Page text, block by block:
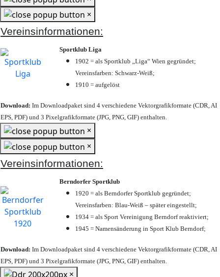
×
Vereinsinformationen:
Sportklub Liga
1902 = als Sportklub „Liga“ Wien gegründet;
Vereinsfarben: Schwarz-Weiß;
1910 = aufgelöst
Download: Im Downloadpaket sind 4 verschiedene Vektorgrafikformate (CDR, AI
EPS, PDF) und 3 Pixelgrafikformate (JPG, PNG, GIF) enthalten.
×
×
Vereinsinformationen:
Berndorfer Sportklub
1920 = als Berndorfer Sportklub gegründet;
Vereinsfarben: Blau-Weiß – später eingestellt;
1934 = als Sport Vereinigung Berndorf reaktiviert;
1945 = Namensänderung in Sport Klub Berndorf;
Download: Im Downloadpaket sind 4 verschiedene Vektorgrafikformate (CDR, AI
EPS, PDF) und 3 Pixelgrafikformate (JPG, PNG, GIF) enthalten.
×